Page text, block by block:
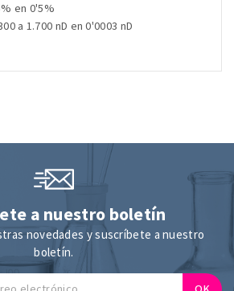
en 0'5%
a 1.700 nD en 0'0003 nD
a nuestro boletín
novedades y suscríbete a nuestro
boletín.